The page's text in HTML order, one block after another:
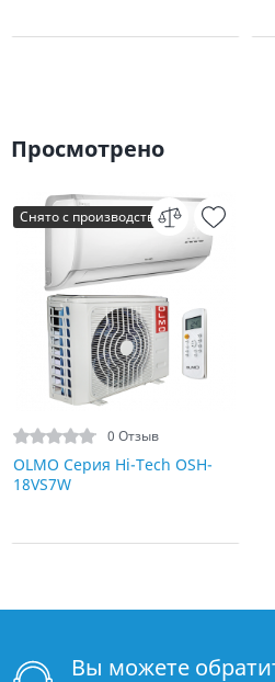
Просмотрено
Снято с производства
0 Отзыв
OLMO Серия Hi-Tech OSH-
18VS7W
Вы можете